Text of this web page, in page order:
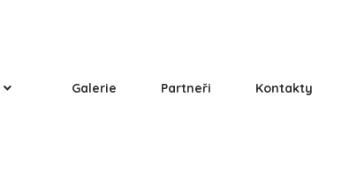
Galerie Partneři Kontakty